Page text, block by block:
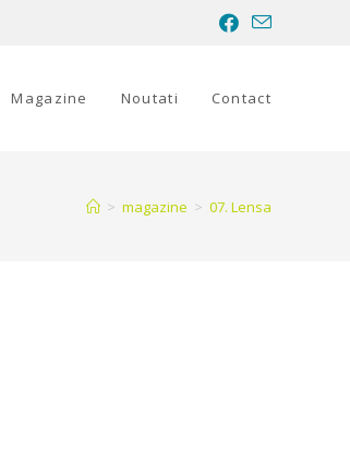
Magazine Noutati Contact
> magazine > 07. Lensa